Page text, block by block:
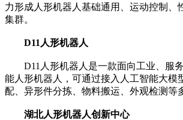
力形成人形机器人基础通用、运动控制、
集群。
D11人形机器人
D11人形机器人是一款面向工业、服务
能人形机器人，可通过接入人工智能大
配、异形件分拣、物料搬运、外观检测等
湖北人形机器人创新中心